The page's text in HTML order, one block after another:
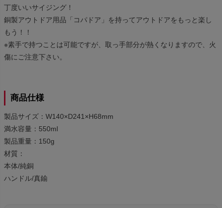
丁度いいサイジング！
銅製アウトドア用品「コパドア」を持ってアウトドアをもっと楽し
もう！！
※素手で持つことは可能ですが、取っ手部分が熱くなりますので、火
傷にご注意下さい。
商品仕様
製品サイズ：W140×D241×H68mm
満水容量：550ml
製品重量：150g
材質：
本体/純銅
ハンドル/真鍮